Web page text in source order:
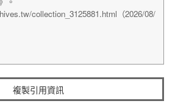
複製引用資訊